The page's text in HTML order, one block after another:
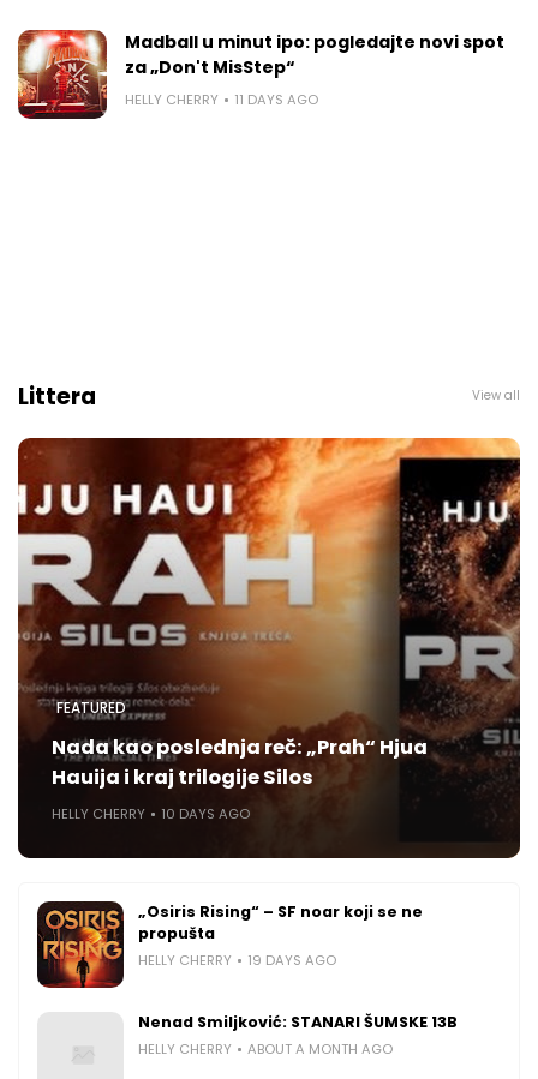
Madball u minut ipo: pogledajte novi spot
za „Don't MisStep“
HELLY CHERRY 11 DAYS AGO
Littera View all
FEATURED
Nada kao poslednja reč: „Prah“ Hjua
Hauija i kraj trilogije Silos
HELLY CHERRY 10 DAYS AGO
„Osiris Rising“ – SF noar koji se ne
propušta
HELLY CHERRY 19 DAYS AGO
Nenad Smiljković: STANARI ŠUMSKE 13B
HELLY CHERRY ABOUT A MONTH AGO